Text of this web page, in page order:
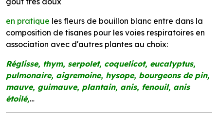
en pratique les fleurs de bouillon blanc entre dans la
composition de tisanes pour les voies respiratoires en
association avec d'autres plantes au choix:
Réglisse, thym, serpolet, coquelicot, eucalyptus,
pulmonaire, aigremoine, hysope, bourgeons de pin,
mauve, guimauve, plantain, anis, fenouil, anis
étoilé,…